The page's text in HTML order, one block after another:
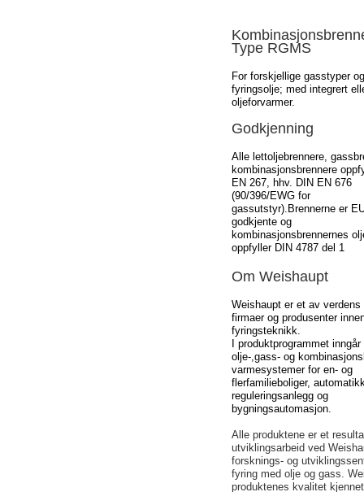
Type RGMS
For forskjellige gasstyper
fyringsolje; med integrert
oljeforvarmer.
Godkjenning
Alle lettoljebrennere,
kombinasjonsbrennere
EN 267, hhv. DIN EN 676
(90/396/EWG for
gassutstyr).Brennerne er
godkjente og
kombinasjonsbrennernes
oppfyller DIN 4787 del 1
Om Weishaupt
Weishaupt er et av verdens
firmaer og produsenter
fyringsteknikk.
I produktprogrammet inngår
olje-,gass- og
varmesystemer for en- og
flerfamilieboliger,
reguleringsanlegg og
bygningsautomasjon.
Alle produktene er et
utviklingsarbeid ved
forsknings- og
fyring med olje og gass.
produktenes kvalitet